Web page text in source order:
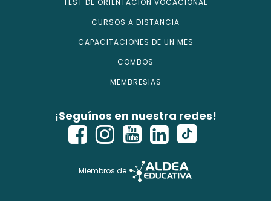
CURSOS A DISTANCIA
CAPACITACIONES DE UN MES
COMBOS
MEMBRESIAS
¡Seguínos en nuestra redes!
Miembros de